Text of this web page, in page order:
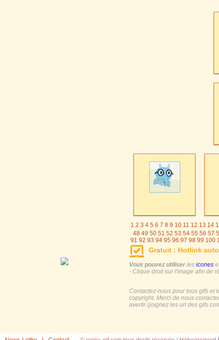
1 2 3 4 5 6 7 8 9 10 11 12 13 14
48 49 50 51 52 53 54 55 56 57
91 92 93 94 95 96 97 98 99 100
125
126 127 128 129 130 131
155 156 157 158 159
Gratuit : Hotlink
Vous pouvez utiliser les icones
- Clique droit sur l'image afin de
Contactez-nous pour tous gifs et
copyright. Merci de nous
avertir (joignez les url des gifs